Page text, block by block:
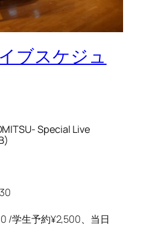
ブスケジュ
Special Live
/学生予約¥2,500、当日